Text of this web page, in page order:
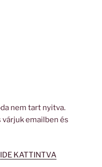
nem tart nyitva.
emailben és
IDE KATTINTVA